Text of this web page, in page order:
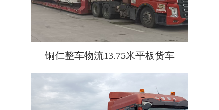
铜仁整车物流13.75米平板货车